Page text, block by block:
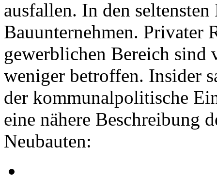
ausfallen. In den
Bauunternehmen. Privater
gewerblichen Bereich sind
weniger betroffen. Insider
der kommunalpolitische
eine nähere Beschreibung
Neubauten: